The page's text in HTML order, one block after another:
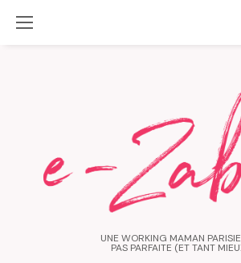
UNE WORKING MAMAN
PAS PARFAITE (ET TANT